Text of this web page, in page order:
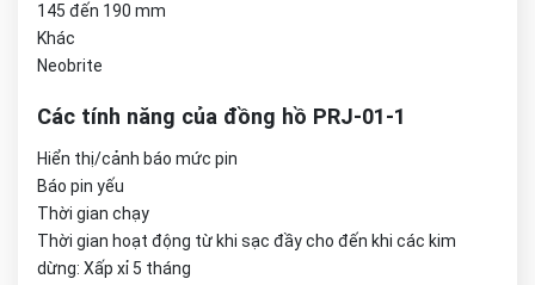
145 đến 190 mm
Khác
Neobrite
Các tính năng của đồng hồ PRJ-01-1
Hiển thị/cảnh báo mức pin
Báo pin yếu
Thời gian chạy
Thời gian hoạt động từ khi sạc đầy cho đến khi các kim
dừng: Xấp xỉ 5 tháng